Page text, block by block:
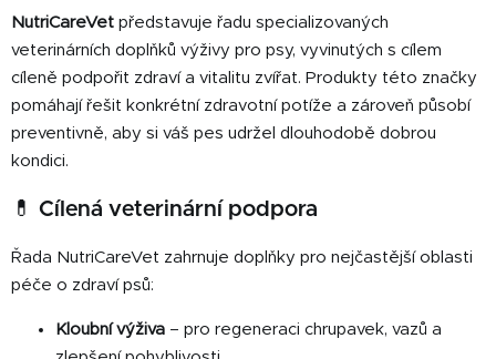
í
p
r
v
v
p
u
NutriCareVet představuje řadu specializovaných
veterinárních doplňků výživy pro psy, vyvinutých s cílem
cíleně podpořit zdraví a vitalitu zvířat. Produkty této značky
pomáhají řešit konkrétní zdravotní potíže a zároveň působí
preventivně, aby si váš pes udržel dlouhodobě dobrou
kondici.
💊 Cílená veterinární podpora
Řada NutriCareVet zahrnuje doplňky pro nejčastější oblasti
péče o zdraví psů:
Kloubní výživa – pro regeneraci chrupavek, vazů a